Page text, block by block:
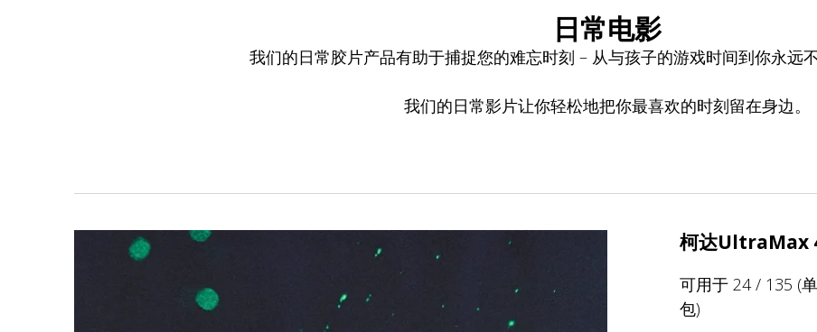
日常电影
我们的日常胶片产品有助于捕捉您的难忘时刻 – 从与孩子的游戏时间到你永远
我们的日常影片让你轻松地把你最喜欢的时刻留在身边。
柯达UltraMax
可用于 24 / 135 (
包)